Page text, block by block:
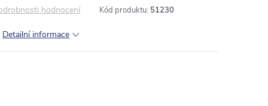
hodnocení Kód produktu: 51230
Detailní informace